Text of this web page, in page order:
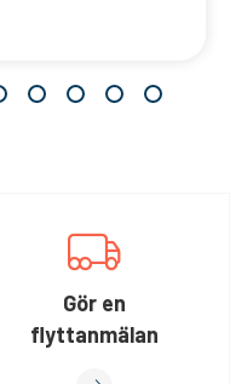
Gör en
flyttanmälan